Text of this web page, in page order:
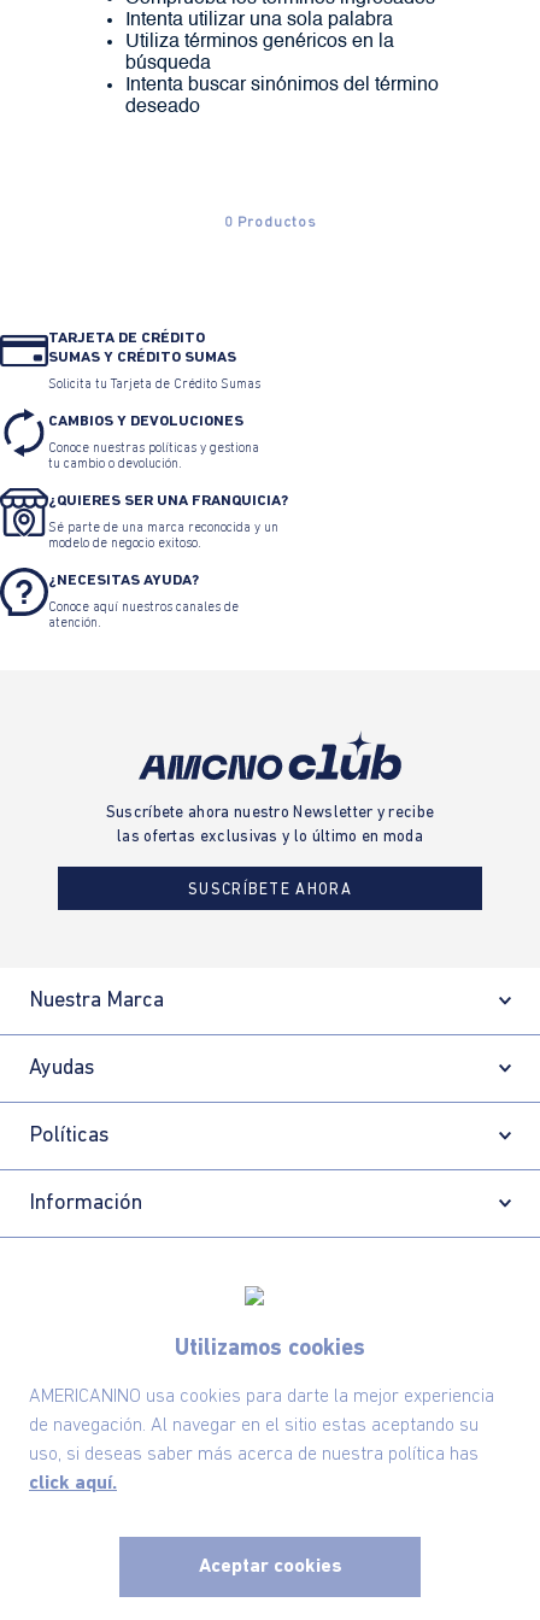
Utilizamos cookies
AMERICANINO usa cookies para darte la mejor experiencia
de navegación. Al navegar en el sitio estas aceptando su
uso, si deseas saber más acerca de nuestra política has
click aquí.
Aceptar cookies
Intenta utilizar una sola palabra
Utiliza términos genéricos en la
búsqueda
Intenta buscar sinónimos del término
deseado
0 Productos
TARJETA DE CRÉDITO
SUMAS Y CRÉDITO SUMAS
Solicita tu Tarjeta de Crédito Sumas
CAMBIOS Y DEVOLUCIONES
Conoce nuestras políticas y gestiona
tu cambio o devolución.
¿QUIERES SER UNA FRANQUICIA?
Sé parte de una marca reconocida y un
modelo de negocio exitoso.
¿NECESITAS AYUDA?
Conoce aquí nuestros canales de
atención.
Suscríbete ahora nuestro Newsletter y recibe
las ofertas exclusivas y lo último en moda
SUSCRÍBETE AHORA
Nuestra Marca
Ayudas
Políticas
Información
Comodin S.A.S | NIT: 800.069.933-6©2025 Americanino, todos los derechos reservados